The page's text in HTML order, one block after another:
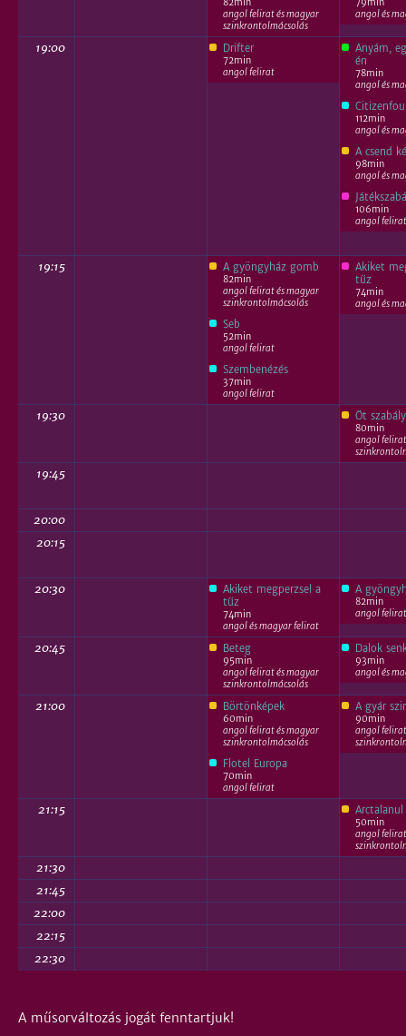
angol felirat és magyar
szinkrontolmácsolás
angol és
19:00
Drifter
72min
angol felirat
Anyám,
én
78min
angol és
112min
angol és
A csend
98min
angol és
106min
angol felirat
19:15
A gyöngyház gomb
82min
angol felirat és magyar
szinkrontolmácsolás
Seb
52min
angol felirat
Szembenézés
37min
angol felirat
Akiket
tűz
74min
angol és
19:30
Öt szabály
80min
angol
19:45
20:00
20:15
20:30
Akiket megperzsel a
tűz
74min
angol és magyar felirat
A
82min
angol felirat
20:45
Beteg
95min
angol felirat és magyar
szinkrontolmácsolás
Dalok
93min
angol és
21:00
Börtönképek
60min
angol felirat és magyar
szinkrontolmácsolás
Flotel Europa
70min
angol felirat
A gyár
90min
angol
21:15
Arctalanul
50min
angol
21:30
21:45
22:00
22:15
22:30
A műsorváltozás jogát fenntartjuk!